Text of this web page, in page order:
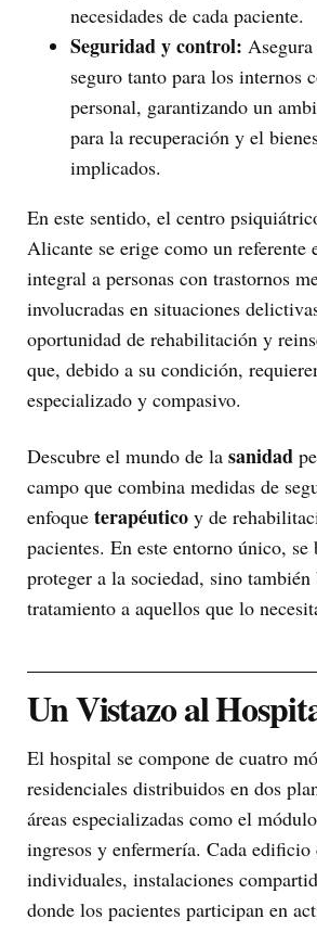
necesidades de cada paciente.
Seguridad y control:
seguro tanto para los internos
personal, garantizando un
para la recuperación y el
implicados.
En este sentido, el centro
Alicante se erige como un referente
integral a personas con trastornos
involucradas en situaciones
oportunidad de rehabilitación y
que, debido a su condición,
especializado y compasivo.
Descubre el mundo de la sanidad
campo que combina medidas de
enfoque terapéutico y de
pacientes. En este entorno único, se
proteger a la sociedad, sino
tratamiento a aquellos que lo
Un Vistazo al
El hospital se compone de cuatro
residenciales distribuidos en dos
áreas especializadas como el
ingresos y enfermería. Cada edificio
individuales, instalaciones
donde los pacientes participan en